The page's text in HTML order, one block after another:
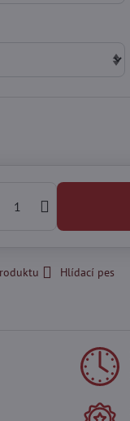
Hlídací pes